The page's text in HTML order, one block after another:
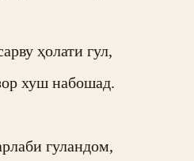
ҳолати гул,
хуш набошад.
гуландом,